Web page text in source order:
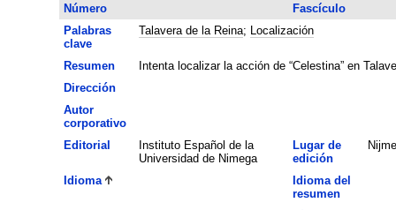
Número
Fascículo
Palabras
clave
Talavera de la Reina; Localización
Resumen
Intenta localizar la acción de “Celestina” en
Dirección
Autor
corporativo
Editorial
Instituto Español de la
Universidad de Nimega
Lugar de
edición
Idioma
Idioma del
resumen